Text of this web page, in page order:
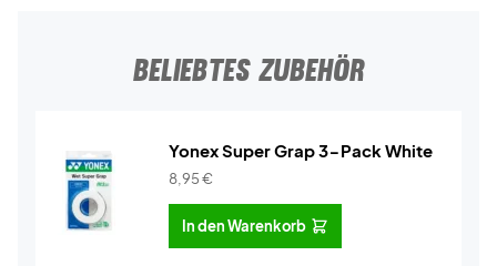
BELIEBTES ZUBEHÖR
Yonex Super Grap 3-Pack White
8,95€
In den Warenkorb